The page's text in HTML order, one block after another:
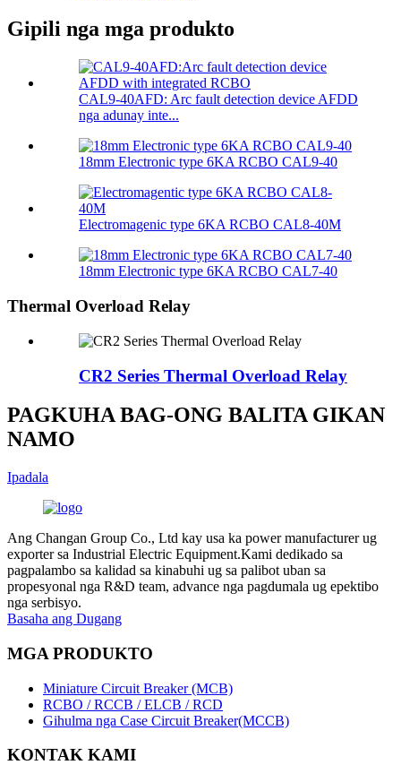
Gipili nga mga produkto
CAL9-40AFD: Arc fault detection device AFDD
nga adunay inte...
18mm Electronic type 6KA RCBO CAL9-40
Electromagenic type 6KA RCBO CAL8-40M
18mm Electronic type 6KA RCBO CAL7-40
Thermal Overload Relay
CR2 Series Thermal Overload Relay
PAGKUHA BAG-ONG BALITA GIKAN
NAMO
Ipadala
Ang Changan Group Co., Ltd kay usa ka power manufacturer ug
exporter sa Industrial Electric Equipment.Kami dedikado sa
pagpalambo sa kalidad sa kinabuhi ug sa palibot uban sa
propesyonal nga R&D team, advance nga pagdumala ug epektibo
nga serbisyo.
Basaha ang Dugang
MGA PRODUKTO
Miniature Circuit Breaker (MCB)
RCBO / RCCB / ELCB / RCD
Gihulma nga Case Circuit Breaker(MCCB)
KONTAK KAMI